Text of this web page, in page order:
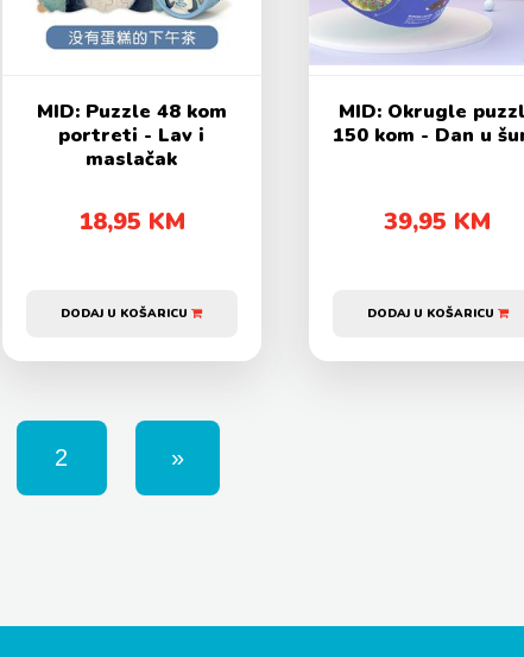
MID: Puzzle 48 kom
portreti - Lav i
maslačak
18,95 KM
DODAJ U KOŠARICU
MID: Okrugle
150 kom - Dan u
39,95 KM
DODAJ U KOŠARICU